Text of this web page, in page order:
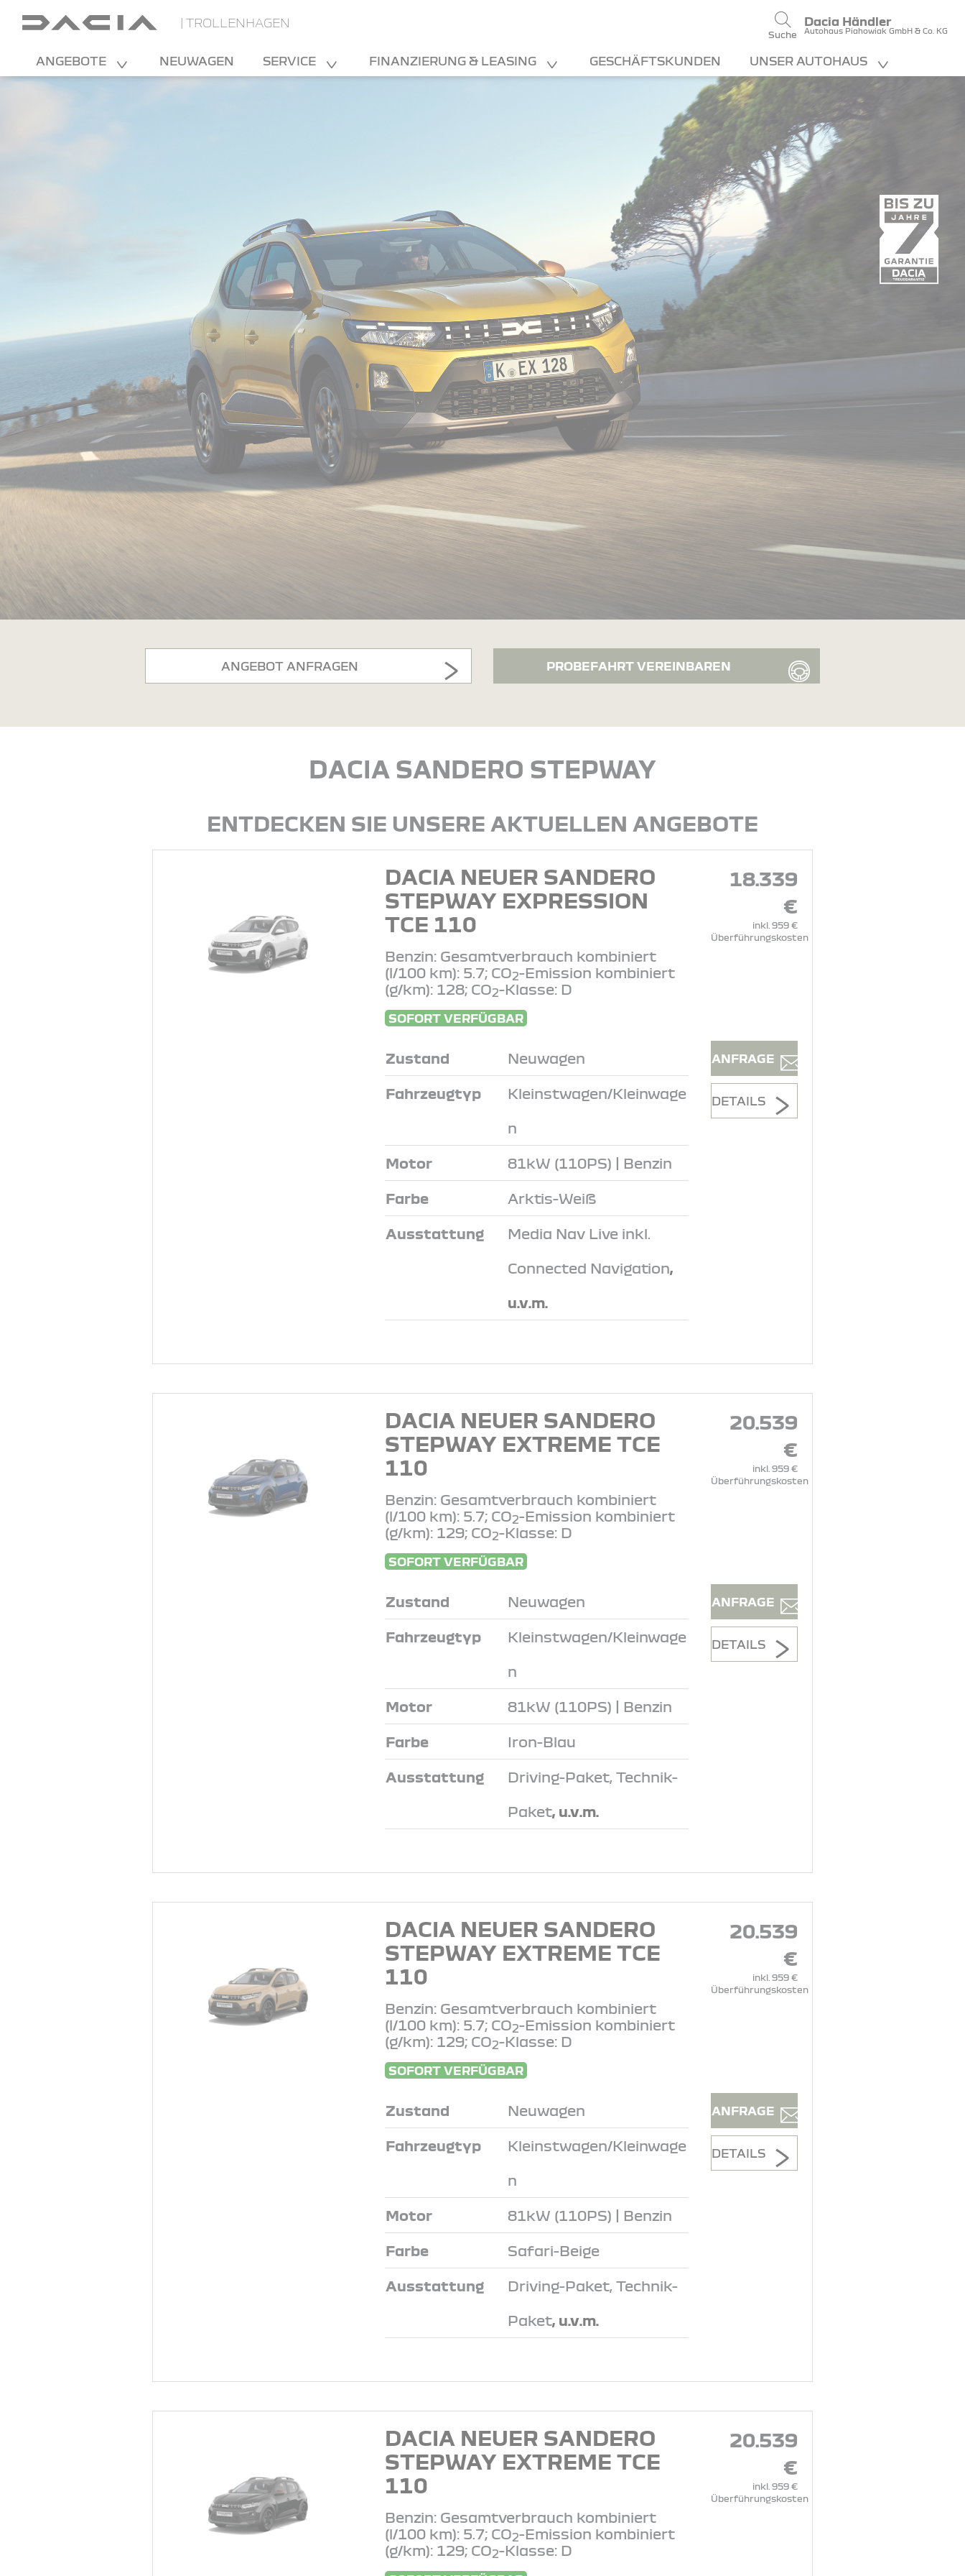
| TROLLENHAGEN
Suche
Dacia Händler
Autohaus Piahowiak GmbH & Co. KG
ANGEBOTE NEUWAGEN SERVICE FINANZIERUNG & LEASING GESCHÄFTSKUNDEN UNSER AUTOHAUS
ANGEBOT ANFRAGEN PROBEFAHRT VEREINBAREN
DACIA SANDERO STEPWAY
ENTDECKEN SIE UNSERE AKTUELLEN ANGEBOTE
DACIA NEUER SANDERO
STEPWAY EXPRESSION
TCE 110
Benzin: Gesamtverbrauch kombiniert
(l/100 km): 5.7; CO2-Emission kombiniert
(g/km): 128; CO2-Klasse: D
SOFORT VERFÜGBAR
18.339
€
inkl. 959 €
Überführungskosten
Zustand Neuwagen
Fahrzeugtyp Kleinstwagen/Kleinwage
n
Motor 81kW (110PS) | Benzin
Farbe Arktis-Weiß
Ausstattung Media Nav Live inkl.
Connected Navigation,
u.v.m.
ANFRAGE
DETAILS
DACIA NEUER SANDERO
STEPWAY EXTREME TCE
110
Benzin: Gesamtverbrauch kombiniert
(l/100 km): 5.7; CO2-Emission kombiniert
(g/km): 129; CO2-Klasse: D
SOFORT VERFÜGBAR
20.539
€
inkl. 959 €
Überführungskosten
Zustand Neuwagen
Fahrzeugtyp Kleinstwagen/Kleinwage
n
Motor 81kW (110PS) | Benzin
Farbe Iron-Blau
Ausstattung Driving-Paket, Technik-
Paket, u.v.m.
ANFRAGE
DETAILS
DACIA NEUER SANDERO
STEPWAY EXTREME TCE
110
Benzin: Gesamtverbrauch kombiniert
(l/100 km): 5.7; CO2-Emission kombiniert
(g/km): 129; CO2-Klasse: D
SOFORT VERFÜGBAR
20.539
€
inkl. 959 €
Überführungskosten
Zustand Neuwagen
Fahrzeugtyp Kleinstwagen/Kleinwage
n
Motor 81kW (110PS) | Benzin
Farbe Safari-Beige
Ausstattung Driving-Paket, Technik-
Paket, u.v.m.
ANFRAGE
DETAILS
DACIA NEUER SANDERO
STEPWAY EXTREME TCE
110
Benzin: Gesamtverbrauch kombiniert
(l/100 km): 5.7; CO2-Emission kombiniert
(g/km): 129; CO2-Klasse: D
20.539
€
inkl. 959 €
Überführungskosten